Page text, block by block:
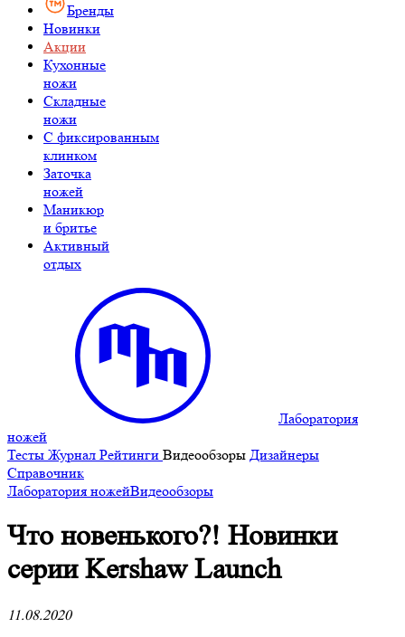
Бренды
Новинки
Акции
Кухонные
ножи
Складные
ножи
C фиксированным
клинком
Заточка
ножей
Маникюр
и бритье
Активный
отдых
Лаборатория
ножей
Тесты Журнал Рейтинги Видеообзоры Дизайнеры
Справочник
Лаборатория ножейВидеообзоры
Что новенького?! Новинки
серии Kershaw Launch
11.08.2020